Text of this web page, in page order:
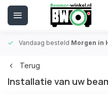
Vandaag besteld Morgen in
Terug
Installatie van uw